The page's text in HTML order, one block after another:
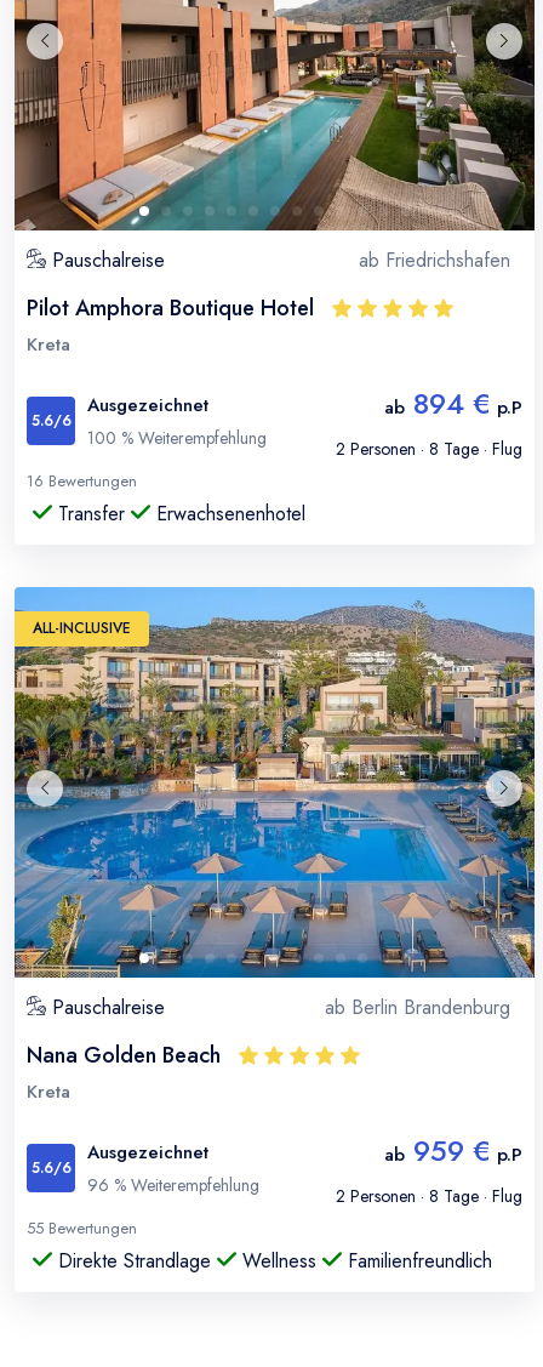
Pauschalreise ab Friedrichshafen
Pilot Amphora Boutique Hotel
Kreta
5.6/6
Ausgezeichnet
100 % Weiterempfehlung
ab 894 € p.P
2 Personen · 8 Tage · Flug
16 Bewertungen
Transfer Erwachsenenhotel
Pauschalreise ab Berlin Brandenburg
ALL-INCLUSIVE
Nana Golden Beach
Kreta
5.6/6
Ausgezeichnet
96 % Weiterempfehlung
ab 959 € p.P
2 Personen · 8 Tage · Flug
55 Bewertungen
Direkte Strandlage Wellness Familienfreundlich